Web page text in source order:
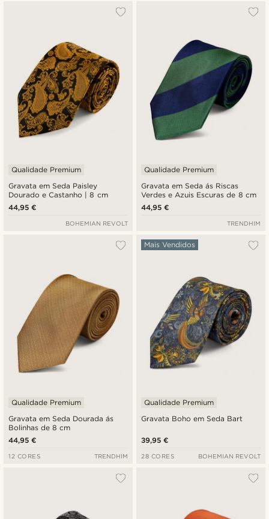
Gravata em Seda Paisley
Dourado e Castanho | 8 cm
Qualidade Premium
44,95 €
BOHEMIAN REVOLT
Gravata em Seda ás Riscas
Verdes e Azuis Escuras de 8 cm
Qualidade Premium
44,95 €
TRENDHIM
Gravata em Seda Dourada ás
Bolinhas de 8 cm
Qualidade Premium
44,95 €
12 CORES TRENDHIM
Gravata Boho em Seda Bart
Mais Vendidos
Qualidade Premium
39,95 €
28 CORES BOHEMIAN REVOLT